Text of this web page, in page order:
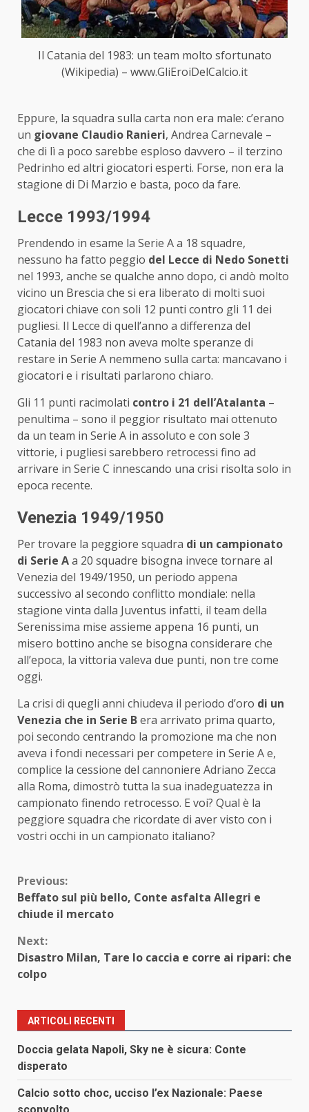
Il Catania del 1983: un team molto sfortunato
(Wikipedia) – www.GliEroiDelCalcio.it
Eppure, la squadra sulla carta non era male: c’erano
un giovane Claudio Ranieri, Andrea Carnevale –
che di lì a poco sarebbe esploso davvero – il terzino
Pedrinho ed altri giocatori esperti. Forse, non era la
stagione di Di Marzio e basta, poco da fare.
Lecce 1993/1994
Prendendo in esame la Serie A a 18 squadre,
nessuno ha fatto peggio del Lecce di Nedo Sonetti
nel 1993, anche se qualche anno dopo, ci andò molto
vicino un Brescia che si era liberato di molti suoi
giocatori chiave con soli 12 punti contro gli 11 dei
pugliesi. Il Lecce di quell’anno a differenza del
Catania del 1983 non aveva molte speranze di
restare in Serie A nemmeno sulla carta: mancavano i
giocatori e i risultati parlarono chiaro.
Gli 11 punti racimolati contro i 21 dell’Atalanta –
penultima – sono il peggior risultato mai ottenuto
da un team in Serie A in assoluto e con sole 3
vittorie, i pugliesi sarebbero retrocessi fino ad
arrivare in Serie C innescando una crisi risolta solo in
epoca recente.
Venezia 1949/1950
Per trovare la peggiore squadra di un campionato
di Serie Aa 20 squadre bisogna invece tornare al
Venezia del 1949/1950, un periodo appena
successivo al secondo conflitto mondiale: nella
stagione vinta dalla Juventus infatti, il team della
Serenissima mise assieme appena 16 punti, un
misero bottino anche se bisogna considerare che
all’epoca, la vittoria valeva due punti, non tre come
oggi.
La crisi di quegli anni chiudeva il periodo d’oro di un
Venezia che in Serie Bera arrivato prima quarto,
poi secondo centrando la promozione ma che non
aveva i fondi necessari per competere in Serie A e,
complice la cessione del cannoniere Adriano Zecca
alla Roma, dimostrò tutta la sua inadeguatezza in
campionato finendo retrocesso. E voi? Qual è la
peggiore squadra che ricordate di aver visto con i
vostri occhi in un campionato italiano?
Continue
Reading
Previous:
Beffato sul più bello, Conte asfalta Allegri e
chiude il mercato
Next:
Disastro Milan, Tare lo caccia e corre ai ripari: che
colpo
ARTICOLI RECENTI
Doccia gelata Napoli, Sky ne è sicura: Conte
disperato
Calcio sotto choc, ucciso l’ex Nazionale: Paese